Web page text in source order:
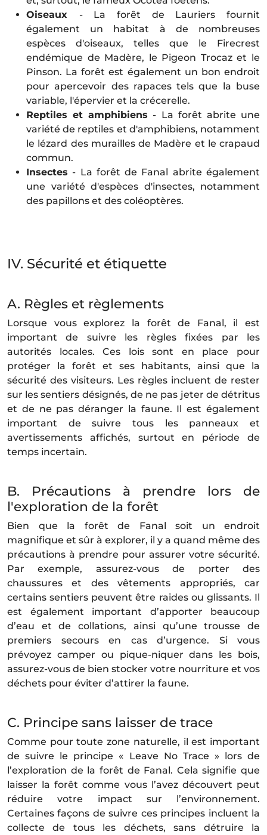
Oiseaux - La forêt de Lauriers fournit
également un habitat à de nombreuses
espèces d'oiseaux, telles que le Firecrest
endémique de Madère, le Pigeon Trocaz et le
Pinson. La forêt est également un bon endroit
pour apercevoir des rapaces tels que la buse
variable, l'épervier et la crécerelle.
Reptiles et amphibiens - La forêt abrite une
variété de reptiles et d'amphibiens, notamment
le lézard des murailles de Madère et le crapaud
commun.
Insectes - La forêt de Fanal abrite également
une variété d'espèces d'insectes, notamment
des papillons et des coléoptères.
IV. Sécurité et étiquette
A. Règles et règlements
Lorsque vous explorez la forêt de Fanal, il est
important de suivre les règles fixées par les
autorités locales. Ces lois sont en place pour
protéger la forêt et ses habitants, ainsi que la
sécurité des visiteurs. Les règles incluent de rester
sur les sentiers désignés, de ne pas jeter de détritus
et de ne pas déranger la faune. Il est également
important de suivre tous les panneaux et
avertissements affichés, surtout en période de
temps incertain.
B. Précautions à prendre lors de
l'exploration de la forêt
Bien que la forêt de Fanal soit un endroit
magnifique et sûr à explorer, il y a quand même des
précautions à prendre pour assurer votre sécurité.
Par exemple, assurez-vous de porter des
chaussures et des vêtements appropriés, car
certains sentiers peuvent être raides ou glissants. Il
est également important d’apporter beaucoup
d’eau et de collations, ainsi qu’une trousse de
premiers secours en cas d’urgence. Si vous
prévoyez camper ou pique-niquer dans les bois,
assurez-vous de bien stocker votre nourriture et vos
déchets pour éviter d’attirer la faune.
C. Principe sans laisser de trace
Comme pour toute zone naturelle, il est important
de suivre le principe « Leave No Trace » lors de
l’exploration de la forêt de Fanal. Cela signifie que
laisser la forêt comme vous l’avez découvert peut
réduire votre impact sur l’environnement.
Certaines façons de suivre ces principes incluent la
collecte de tous les déchets, sans détruire la